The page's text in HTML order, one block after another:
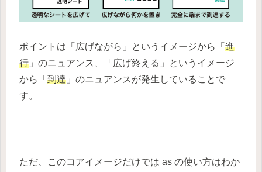
ポイントは「広げながら」というイメージから「 進
行 」のニュアンス、「広げ終える」というイメージ
から「 到達 」のニュアンスが発生していることで
す。
ただ、このコアイメージだけでは as の使い方はわか